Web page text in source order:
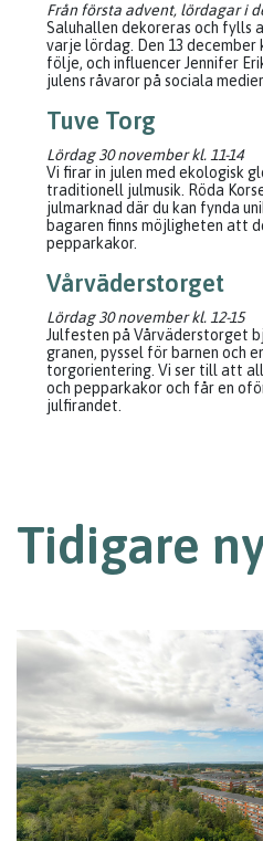
Från första advent, lördagar i
Saluhallen dekoreras och fylls
varje lördag. Den 13 december
följe, och influencer Jennifer
julens råvaror på sociala
Tuve Torg
Lördag 30 november kl. 11-14
Vi firar in julen med ekologisk
traditionell julmusik. Röda
julmarknad där du kan fynda
bagaren finns möjligheten att
pepparkakor.
Vårväderstorget
Lördag 30 november kl. 12-15
Julfesten på Vårväderstorget
granen, pyssel för barnen och
torgorientering. Vi ser till att
och pepparkakor och får en
julfirandet.
Tidigare